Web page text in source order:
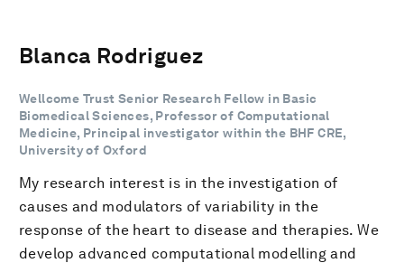
Blanca Rodriguez
Wellcome Trust Senior Research Fellow in Basic
Biomedical Sciences, Professor of Computational
Medicine, Principal investigator within the BHF CRE,
University of Oxford
My research interest is in the investigation of
causes and modulators of variability in the
response of the heart to disease and therapies. We
develop advanced computational modelling and